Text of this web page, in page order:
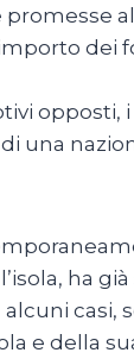
promesse
dei
opposti,
una
ha
casi,
e della